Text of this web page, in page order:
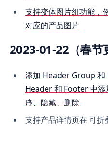
支持变体图片组功能，
对应的产品图片
2023-01-22（春节
添加 Header Group
Header 和 Footer 中添
序、隐藏、删除
支持产品详情页在 可折